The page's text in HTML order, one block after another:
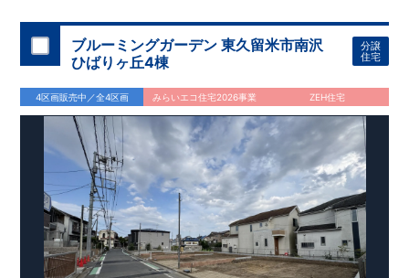
○2024年グッドデザイン賞3プロジェクト同時受賞 ・「木造
住宅用制震ダンパー/ 東栄セーフティダンパー」 ・「地盤改良
工法/R-Evolveパイル」 ・
簡単に地図から消
せる道」
○第18
の新たな空間提案「マルチエントランス」が受賞いたしまし
た！ ○耐震等級最高等級3 ・数百年に一度の地震に耐える力
倍の耐震性！ ・さらに繰り返しの地震に強い
ダンパ
採用で安心！ ○ 長期優良住宅
・住宅ローン控減額、固定資
産税減額期間拡充などの嬉しい税制面優遇が受けられます！
・エコ住宅としての性能評価を全号棟が取得していま
す！ ○住宅性能評価ダブル取得 ・『設計』住宅性能評価…建
物設計段階で、国が認めた第三者機関が評価しております。
・『建設』住宅性能評価…評価を受けた図面通りに施工され
ているか、建設までに計4回チェックが行われます。
未完成でも近隣完成物件にてご内覧可能です！
ぜひお気軽にお問い合わせください♪ 西宮営業所 TEL：0798-
38-1246​(定休日：火・水・年末年始)
スマートフォンで見やすい特設サイトはこちら
https://www.e-blooming.com/bukken/84775041/
ブルーミングガーデン 東久留米市南沢
ひばりヶ丘4棟
分譲
住宅
4区画販売中／全4区画 みらいエコ住宅2026事業 ZEH住宅